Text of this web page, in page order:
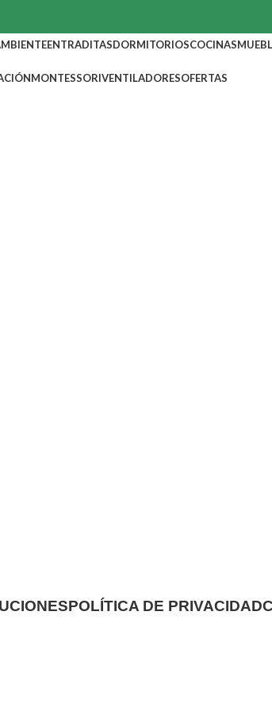
ENTRADITASDORMITORIOSCOCINAS
MONTESSORIVENTILADORESOFERTAS
POLÍTICA DE PRIVACIDAD